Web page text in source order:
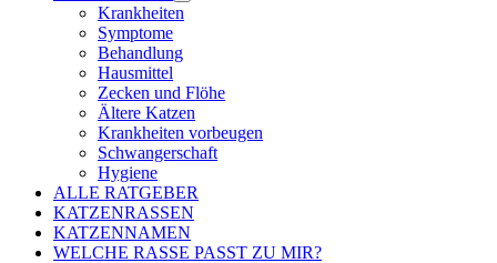
Krankheiten
Symptome
Behandlung
Hausmittel
Zecken und Flöhe
Ältere Katzen
Krankheiten vorbeugen
Schwangerschaft
Hygiene
ALLE RATGEBER
KATZENRASSEN
KATZENNAMEN
WELCHE RASSE PASST ZU MIR?